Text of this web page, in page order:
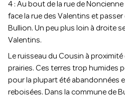
4 : Au bout de la rue de
face la rue des Valentins et
Bullion. Un peu plus loin à droite
Valentins.
Le ruisseau du Cousin à
prairies. Ces terres trop humides
pour la plupart été abandonnées
reboisées. Dans la commune de